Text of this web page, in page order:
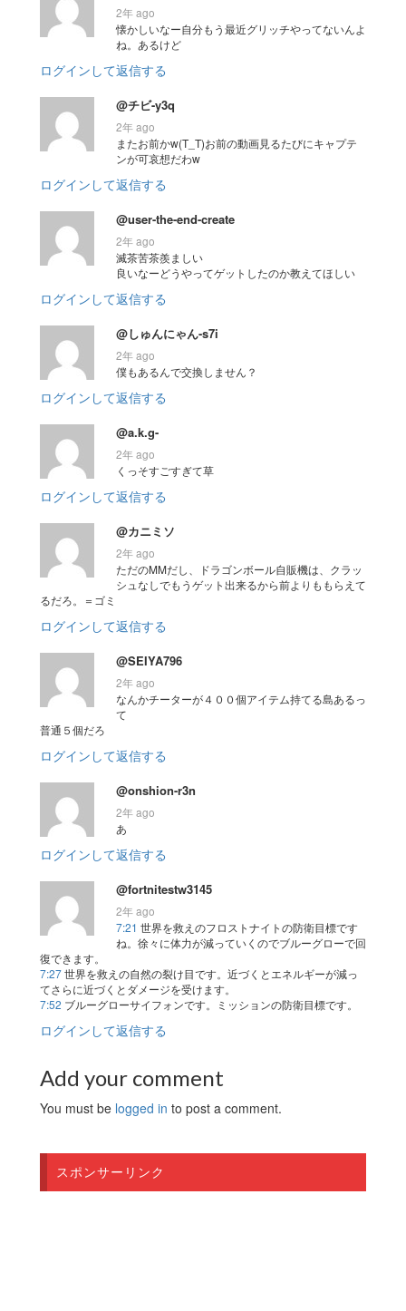
2年 ago
懐かしいなー自分もう最近グリッチやってないんよ
ね。あるけど
ログインして返信する
@チビ-y3q
2年 ago
またお前かw(T_T)お前の動画見るたびにキャプテ
ンが可哀想だわw
ログインして返信する
@user-the-end-create
2年 ago
滅茶苦茶羨ましい
良いなーどうやってゲットしたのか教えてほしい
ログインして返信する
@しゅんにゃん-s7i
2年 ago
僕もあるんで交換しません？
ログインして返信する
@a.k.g-
2年 ago
くっそすごすぎて草
ログインして返信する
@カニミソ
2年 ago
ただのMMだし、ドラゴンボール自販機は、クラッ
シュなしでもうゲット出来るから前よりももらえて
るだろ。＝ゴミ
ログインして返信する
@SEIYA796
2年 ago
なんかチーターが４００個アイテム持てる島あるっ
て
普通５個だろ
ログインして返信する
@onshion-r3n
2年 ago
あ
ログインして返信する
@fortnitestw3145
2年 ago
7:21 世界を救えのフロストナイトの防衛目標です
ね。徐々に体力が減っていくのでブルーグローで回
復できます。
7:27世界を救えの自然の裂け目です。近づくとエネルギーが減っ
てさらに近づくとダメージを受けます。
7:52 ブルーグローサイフォンです。ミッションの防衛目標です。
ログインして返信する
Add your comment
You must be logged in to post a comment.
スポンサーリンク